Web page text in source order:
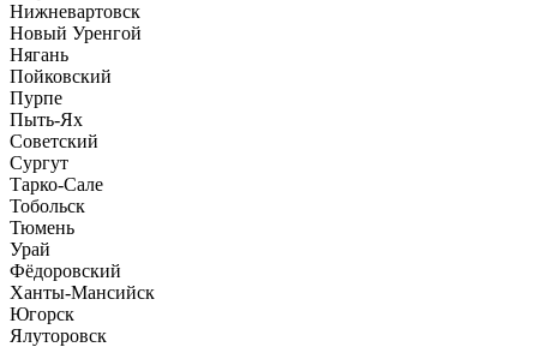
Нижневартовск
Новый Уренгой
Нягань
Пойковский
Пурпе
Пыть-Ях
Советский
Сургут
Тарко-Сале
Тобольск
Тюмень
Урай
Фёдоровский
Ханты-Мансийск
Югорск
Ялуторовск